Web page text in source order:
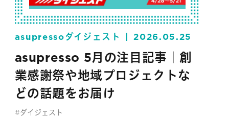
asupressoダイジェスト 2026.05.25
asupresso 5月の注目記事｜創
業感謝祭や地域プロジェクトな
どの話題をお届け
#ダイジェスト